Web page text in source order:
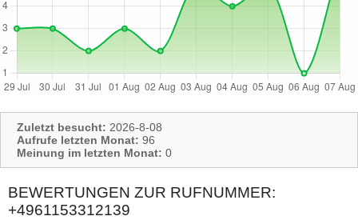
Zuletzt besucht: 2026-8-08
Aufrufe letzten Monat: 96
Meinung im letzten Monat: 0
BEWERTUNGEN ZUR RUFNUMMER:
+4961153312139